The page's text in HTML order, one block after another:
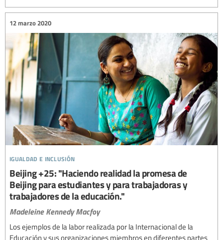
igualdad e inclusión
12 marzo 2020
Beijing +25: "Haciendo realidad la promesa de
Beijing para estudiantes y para trabajadoras y
trabajadores de la educación."
Madeleine Kennedy Macfoy
Los ejemplos de la labor realizada por la Internacional de la
Educación y sus organizaciones miembros en diferentes partes